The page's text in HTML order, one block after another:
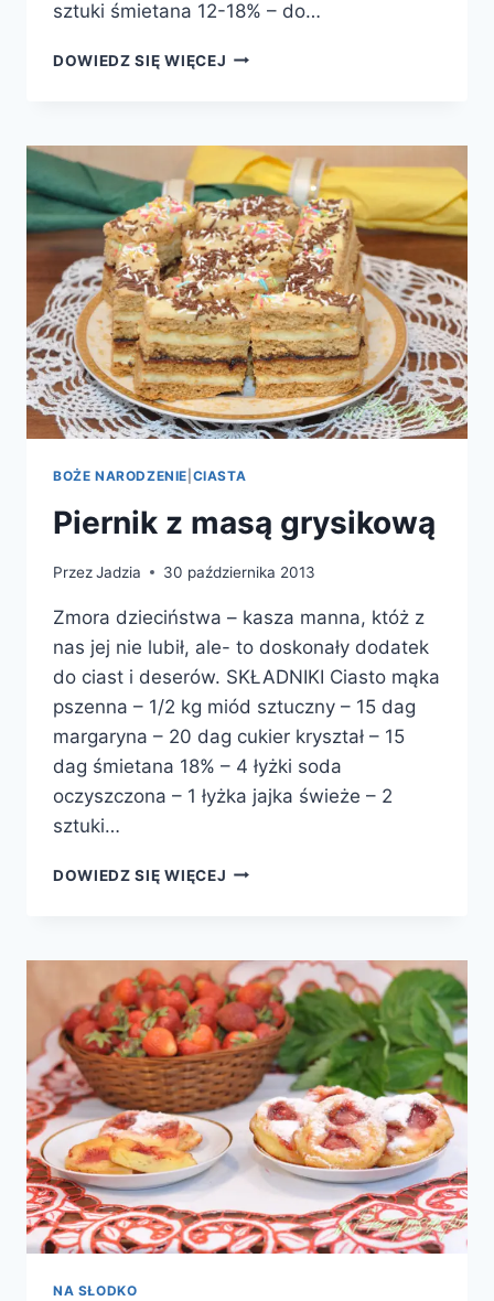
sztuki śmietana 12-18% – do…
DOWIEDZ SIĘ WIĘCEJ TARTA
BEZĄ
BOŻE NARODZENIE CIASTA
Piernik z masą grysikową
PrzezJadzia 30 października 2013
Zmora dzieciństwa – kasza manna, któż z
nas jej nie lubił, ale- to doskonały dodatek
do ciast i deserów. SKŁADNIKI Ciasto mąka
pszenna – 1/2 kg miód sztuczny – 15 dag
margaryna – 20 dag cukier kryształ – 15
dag śmietana 18% – 4 łyżki soda
oczyszczona – 1 łyżka jajka świeże – 2
sztuki…
DOWIEDZ SIĘ WIĘCEJ PIERNIK
NA SŁODKO